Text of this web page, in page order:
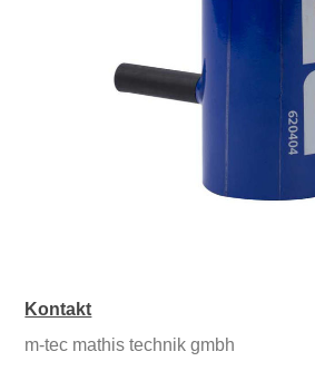
Kontakt
m-tec mathis technik gmbh